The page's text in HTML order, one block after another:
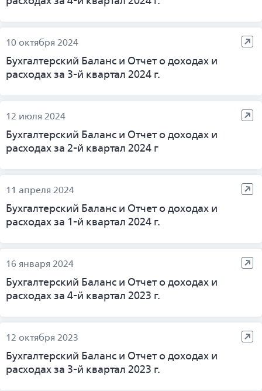
10 октября 2024
Бухгалтерский Баланс и Отчет о доходах и
расходах за 3-й квартал 2024 г.
12 июля 2024
Бухгалтерский Баланс и Отчет о доходах и
расходах за 2-й квартал 2024 г
11 апреля 2024
Бухгалтерский Баланс и Отчет о доходах и
расходах за 1-й квартал 2024 г.
16 января 2024
Бухгалтерский Баланс и Отчет о доходах и
расходах за 4-й квартал 2023 г.
12 октября 2023
Бухгалтерский Баланс и Отчет о доходах и
расходах за 3-й квартал 2023 г.